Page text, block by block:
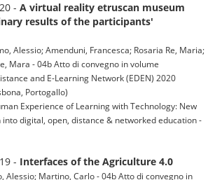
- A virtual reality etruscan museum
results of the participants'
Alessio; Amenduni, Francesca; Rosaria Re, Maria;
Mara - 04b Atto di convegno in volume
and E-Learning Network (EDEN) 2020
Portogallo)
Experience of Learning with Technology: New
digital, open, distance & networked education -
- Interfaces of the Agriculture 4.0
Alessio; Martino, Carlo - 04b Atto di convegno in